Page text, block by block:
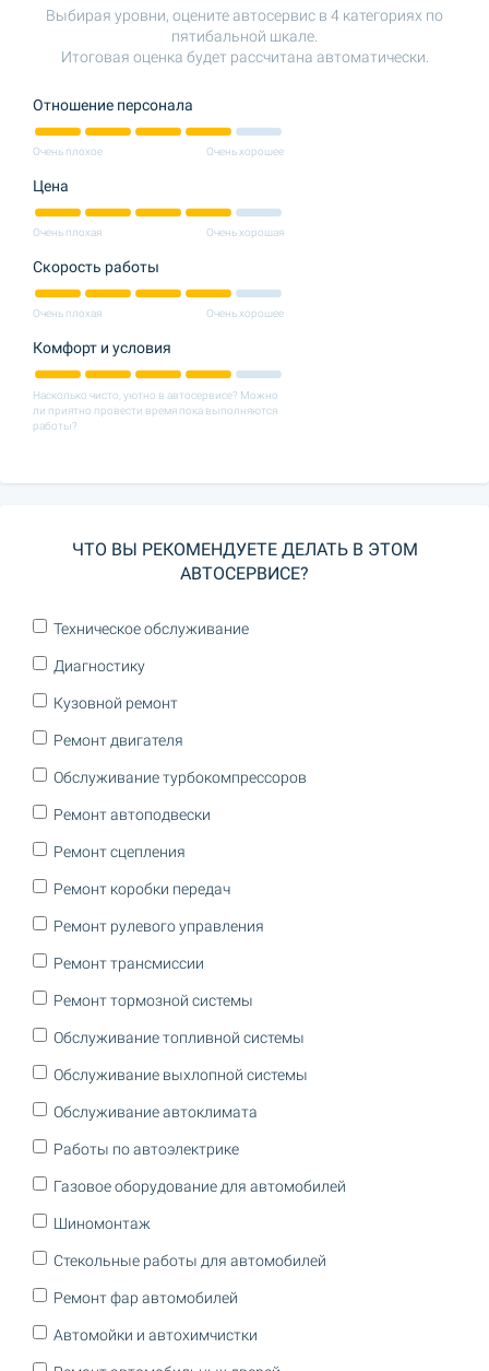
Выбирая уровни, оцените автосервис в 4 категориях по
пятибальной шкале.
Итоговая оценка будет рассчитана автоматически.
Отношение персонала
Очень плохое Очень хорошее
Цена
Очень плохая Очень хорошая
Скорость работы
Очень плохая Очень хорошее
Комфорт и условия
Насколько чисто, уютно в автосервисе? Можно
ли приятно провести время пока выполняются
работы?
ЧТО ВЫ РЕКОМЕНДУЕТЕ ДЕЛАТЬ В ЭТОМ
АВТОСЕРВИСЕ?
Техническое обслуживание
Диагностику
Кузовной ремонт
Ремонт двигателя
Обслуживание турбокомпрессоров
Ремонт автоподвески
Ремонт сцепления
Ремонт коробки передач
Ремонт рулевого управления
Ремонт трансмиссии
Ремонт тормозной системы
Обслуживание топливной системы
Обслуживание выхлопной системы
Обслуживание автоклимата
Работы по автоэлектрике
Газовое оборудование для автомобилей
Шиномонтаж
Стекольные работы для автомобилей
Ремонт фар автомобилей
Автомойки и автохимчистки